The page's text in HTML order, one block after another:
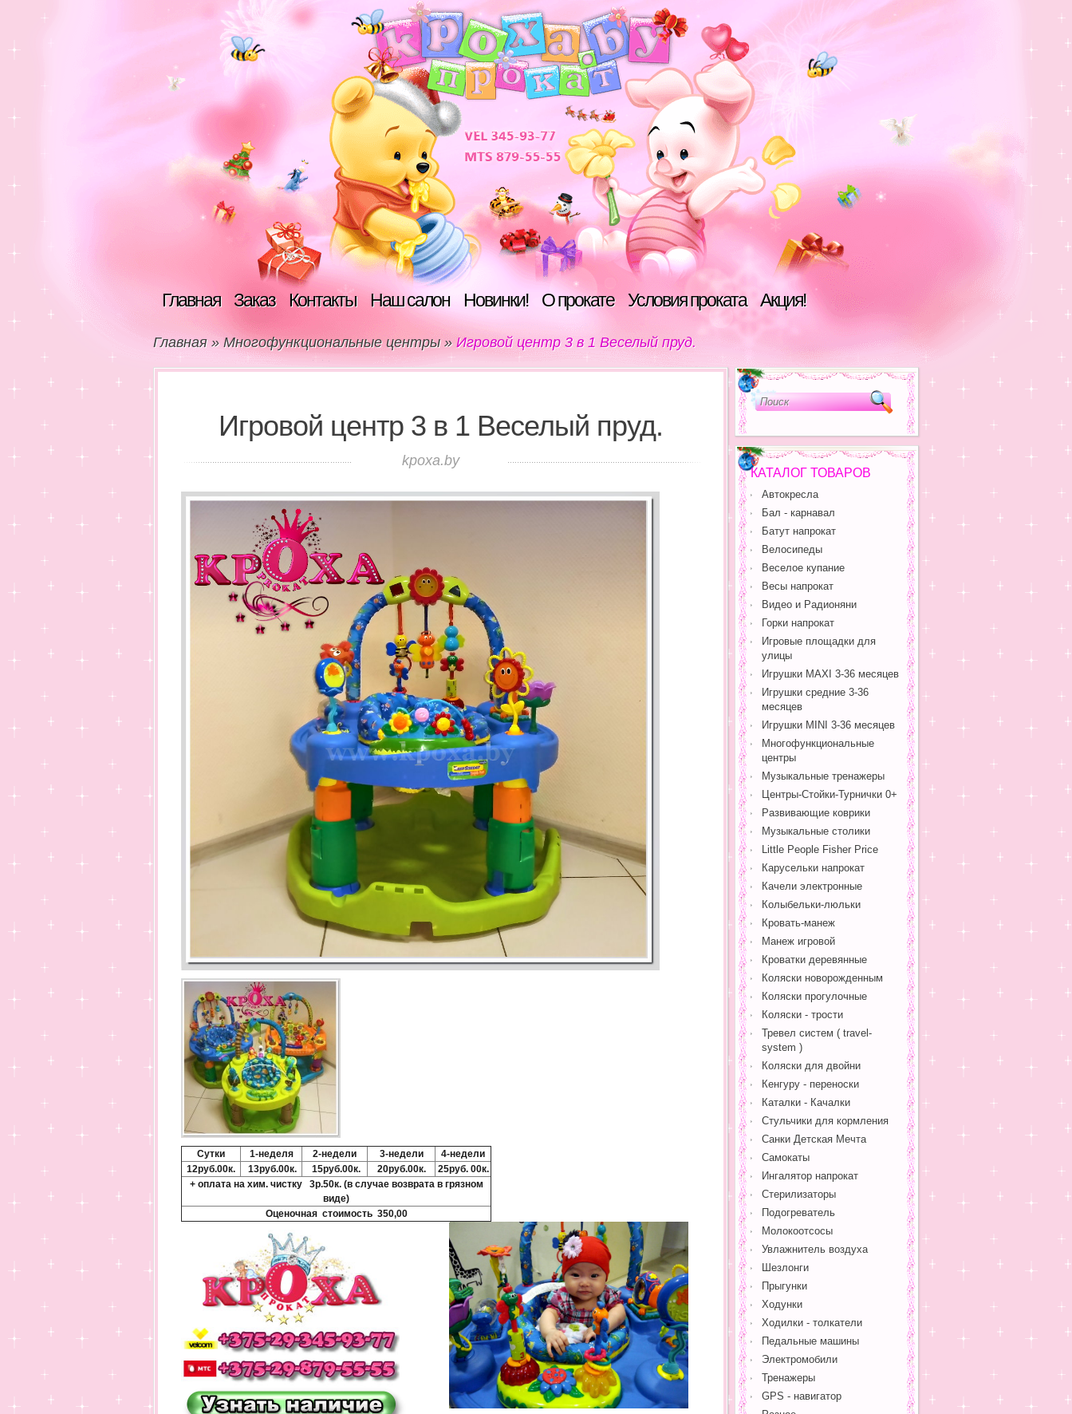
Главная Заказ Контакты Наш салон Новинки! О прокате Условия проката Акция!
Главная » Многофункциональные центры »Игровой центр 3 в 1 Веселый пруд.
Игровой центр 3 в 1 Веселый пруд.
kpoxa.by
Сутки 1-неделя 2-недели 3-недели
4-недели
12руб.00к.
13руб.00к. 15руб.00к. 20руб.00к.
25руб. 00к.
+ оплата на хим. чистку 3р.50к. (в случае возврата в грязном
виде)
Оценочная стоимость 350,00
КАТАЛОГ ТОВАРОВ
Автокресла
Бал - карнавал
Батут напрокат
Велосипеды
Веселое купание
Весы напрокат
Видео и Радионяни
Горки напрокат
Игровые площадки для
улицы
Игрушки MAXI 3-36 месяцев
Игрушки средние 3-36
месяцев
Игрушки MINI 3-36 месяцев
Многофункциональные
центры
Музыкальные тренажеры
Центры-Стойки-Турнички 0+
Развивающие коврики
Музыкальные столики
Little People Fisher Price
Карусельки напрокат
Качели электронные
Колыбельки-люльки
Кровать-манеж
Манеж игровой
Кроватки деревянные
Коляски новорожденным
Коляски прогулочные
Коляски - трости
Тревел систем ( travel-
system )
Коляски для двойни
Кенгуру - переноски
Каталки - Качалки
Стульчики для кормления
Санки Детская Мечта
Самокаты
Ингалятор напрокат
Стерилизаторы
Подогреватель
Молокоотсосы
Увлажнитель воздуха
Шезлонги
Прыгунки
Ходунки
Ходилки - толкатели
Педальные машины
Электромобили
Тренажеры
GPS - навигатор